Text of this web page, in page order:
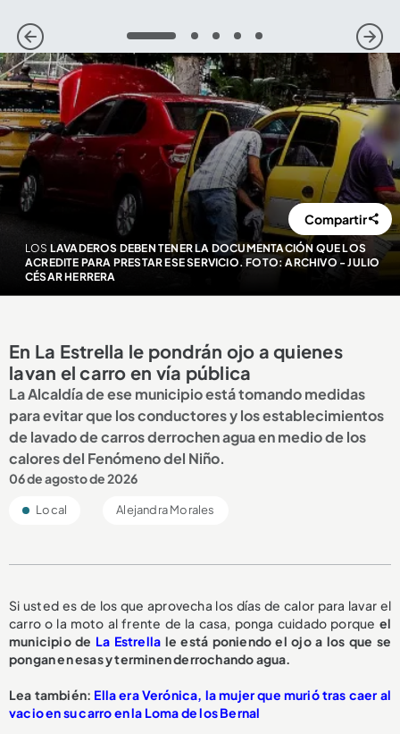
1 2 3 4 5
LOS LAVADEROS DEBEN TENER LA DOCUMENTACIÓN QUE LOS
ACREDITE PARA PRESTAR ESE SERVICIO. FOTO: ARCHIVO - JULIO
CÉSAR HERRERA
Compartir
En La Estrella le pondrán ojo a quienes
lavan el carro en vía pública
La Alcaldía de ese municipio está tomando medidas
para evitar que los conductores y los establecimientos
de lavado de carros derrochen agua en medio de los
calores del Fenómeno del Niño.
06 de agosto de 2026
Local Alejandra Morales
Si usted es de los que aprovecha los días de calor para lavar el
carro o la moto al frente de la casa, ponga cuidado porque el
municipio de La Estrella le está poniendo el ojo a los que se
pongan en esas y terminen derrochando agua.
Lea también: Ella era Verónica, la mujer que murió tras caer al
vacio en su carro en la Loma de los Bernal